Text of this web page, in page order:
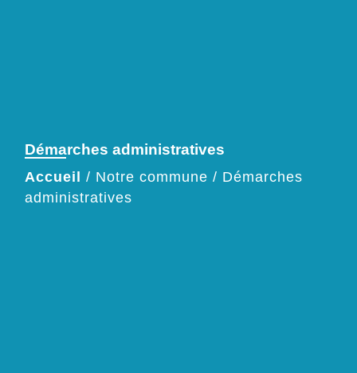
Démarches administratives
Accueil / Notre commune / Démarches
administratives